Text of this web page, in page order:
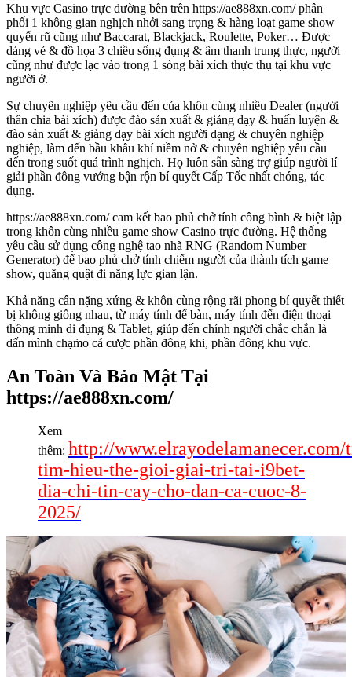
Khu vực Casino trực đường bên trên https://ae888xn.com/ phân
phối 1 không gian nghịch nhởi sang trọng & hàng loạt game show
quyến rũ cũng như Baccarat, Blackjack, Roulette, Poker… Được
dáng vẻ & đồ họa 3 chiều sống đụng & âm thanh trung thực, người
cũng như được lạc vào trong 1 sòng bài xích thực thụ tại khu vực
người ở.
Sự chuyên nghiệp yêu cầu đến của khôn cùng nhiều Dealer (người
thân chia bài xích) được đào sản xuất & giảng dạy & huấn luyện &
đào sản xuất & giảng dạy bài xích người dạng & chuyên nghiệp
nghiệp, làm đến bầu khâu khí niềm nở & chuyên nghiệp yêu cầu
đến trong suốt quá trình nghịch. Họ luôn sẵn sàng trợ giúp người lí
giải phần đông vướng bận rộn bí quyết Cấp Tốc nhất chóng, tác
dụng.
https://ae888xn.com/ cam kết bao phủ chở tính công bình & biệt lập
trong khôn cùng nhiều game show Casino trực đường. Hệ thống
yêu cầu sử dụng công nghệ tao nhã RNG (Random Number
Generator) để bao phủ chở tính chiếm người của thành tích game
show, quăng quật đi năng lực gian lận.
Khả năng cân nặng xứng & khôn cùng rộng rãi phong bí quyết thiết
bị không giống nhau, từ máy tính để bàn, máy tính đến điện thoại
thông minh di đụng & Tablet, giúp đến chính người chắc chắn là
dấn mình chạm̀o cá cược phần đông khi, phần đông khu vực.
An Toàn Và Bảo Mật Tại
https://ae888xn.com/
Xem
thêm: http://www.elrayodelamanecer.com/
tim-hieu-the-gioi-giai-tri-tai-i9bet-
dia-chi-tin-cay-cho-dan-ca-cuoc-8-
2025/